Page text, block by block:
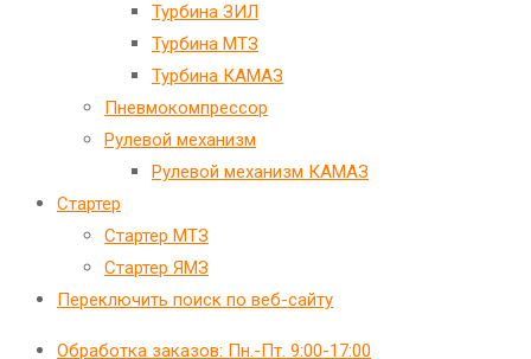
Турбина ЗИЛ
Турбина МТЗ
Турбина КАМАЗ
Пневмокомпрессор
Рулевой механизм
Рулевой механизм КАМАЗ
Стартер
Стартер МТЗ
Стартер ЯМЗ
Переключить поиск по веб-сайту
Обработка заказов: Пн.-Пт. 9:00-17:00